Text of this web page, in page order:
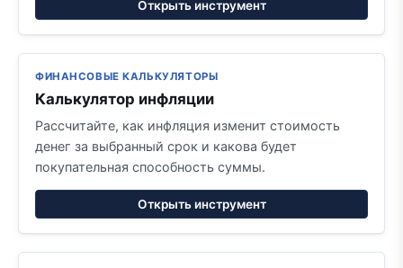
Открыть инструмент
ФИНАНСОВЫЕ КАЛЬКУЛЯТОРЫ
Калькулятор инфляции
Рассчитайте, как инфляция изменит стоимость
денег за выбранный срок и какова будет
покупательная способность суммы.
Открыть инструмент